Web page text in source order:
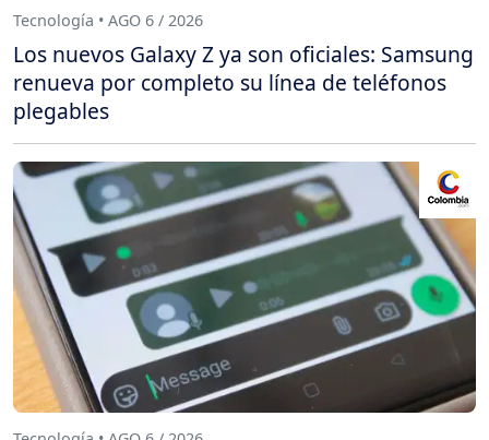
Tecnología • AGO 6 / 2026
Los nuevos Galaxy Z ya son oficiales: Samsung
renueva por completo su línea de teléfonos
plegables